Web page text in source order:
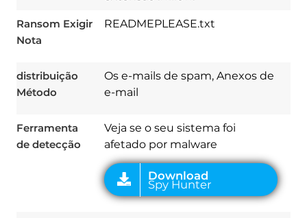
Ransom Exigir
Nota
READMEPLEASE.txt
distribuição
Método
Os e-mails de spam, Anexos de
e-mail
Ferramenta
de detecção
Veja se o seu sistema foi
afetado por malware